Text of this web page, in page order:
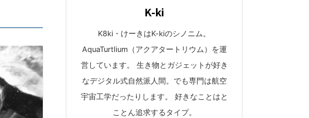
K-ki
K8ki・けーきはK-kiのシノニム。
AquaTurtlium（アクアタートリウム）を運
営しています。 生き物とガジェットが好き
なデジタル式自然派人間。でも専門は航空
宇宙工学だったりします。 好きなことはと
ことん追求するタイプ。